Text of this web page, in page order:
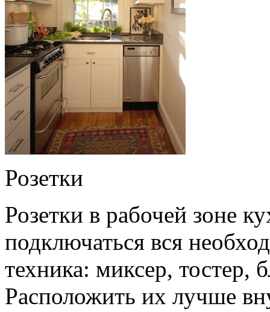
Розетки
Розетки в рабочей зоне
подключаться вся
техника: миксер, тостер,
Расположить их лучше